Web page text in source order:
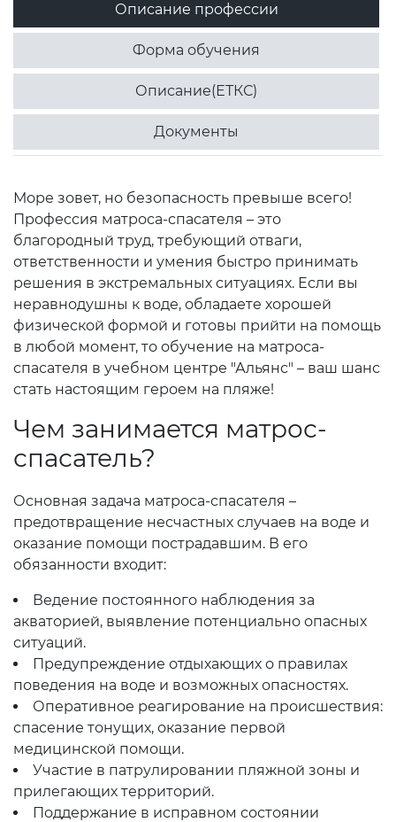
Описание профессии
Форма обучения
Описание(ЕТКС)
Документы
Море зовет, но безопасность превыше всего!
Профессия матроса-спасателя – это
благородный труд, требующий отваги,
ответственности и умения быстро принимать
решения в экстремальных ситуациях. Если вы
неравнодушны к воде, обладаете хорошей
физической формой и готовы прийти на помощь
в любой момент, то обучение на матроса-
спасателя в учебном центре "Альянс" – ваш шанс
стать настоящим героем на пляже!
Чем занимается матрос-
спасатель?
Основная задача матроса-спасателя –
предотвращение несчастных случаев на воде и
оказание помощи пострадавшим. В его
обязанности входит:
Ведение постоянного наблюдения за
акваторией, выявление потенциально опасных
ситуаций.
Предупреждение отдыхающих о правилах
поведения на воде и возможных опасностях.
Оперативное реагирование на происшествия:
спасение тонущих, оказание первой
медицинской помощи.
Участие в патрулировании пляжной зоны и
прилегающих территорий.
Поддержание в исправном состоянии